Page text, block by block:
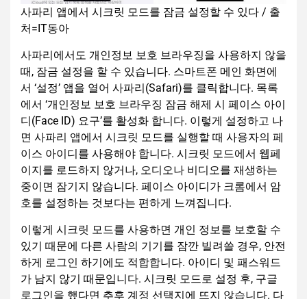
사파리 앱에서 시크릿 모드를 잠금 설정할 수 있다 / 출
처=IT동아
사파리에서도 개인정보 보호 브라우징을 사용하지 않을
때, 잠금 설정을 할 수 있습니다. 스마트폰 메인 화면에
서 ‘설정’ 앱을 열어 사파리(Safari)를 클릭합니다. 목록
에서 ‘개인정보 보호 브라우징 잠금 해제 시 페이스 아이
디(Face ID) 요구’를 활성화 합니다. 이렇게 설정하고 나
면 사파리 앱에서 시크릿 모드를 실행할 때 사용자의 페
이스 아이디를 사용해야 합니다. 시크릿 모드에서 웹페
이지를 로드하지 않거나, 오디오나 비디오를 재생하는
중이면 잠기지 않습니다. 페이스 아이디가 크롬에서 암
호를 설정하는 것보다는 편하게 느껴집니다.
이렇게 시크릿 모드를 사용하면 개인 정보를 보호할 수
있기 때문에 다른 사람의 기기를 잠깐 빌려쓸 경우, 안전
하게 로그인 하기에도 적합합니다. 아이디 및 패스워드
가 남지 않기 때문입니다. 시크릿 모드로 설정 후, 구글
로그인을 했다면 추후 계정 선택지에 뜨지 않습니다. 다